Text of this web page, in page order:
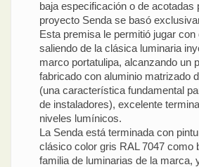
baja especificación o de acotadas
proyecto Senda se basó
Esta premisa le permitió jugar con
saliendo de la clásica luminaria
marco portatulipa, alcanzando un
fabricado con aluminio matrizado
(una característica fundamental
de instaladores), excelente
niveles lumínicos.
La Senda está terminada con
clásico color gris RAL 7047 como
familia de luminarias de la marca,